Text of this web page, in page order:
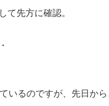
て先方に確認。
いるのですが、先日か